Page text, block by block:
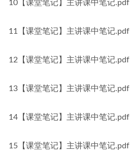
10【课堂笔记】主讲课中笔记.pdf
11【课堂笔记】主讲课中笔记.pdf
12【课堂笔记】主讲课中笔记.pdf
13【课堂笔记】主讲课中笔记.pdf
14【课堂笔记】主讲课中笔记.pdf
15【课堂笔记】主讲课中笔记.pdf